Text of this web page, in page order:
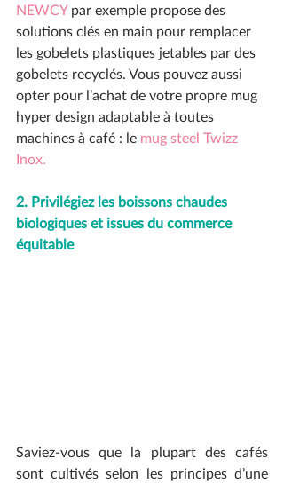
NEWCY par exemple propose des
solutions clés en main pour remplacer
les gobelets plastiques jetables par des
gobelets recyclés. Vous pouvez aussi
opter pour l’achat de votre propre mug
hyper design adaptable à toutes
machines à café : le mug steel Twizz
Inox.
2. Privilégiez les boissons chaudes
biologiques et issues du commerce
équitable
Saviez-vous que la plupart des cafés
sont cultivés selon les principes d’une